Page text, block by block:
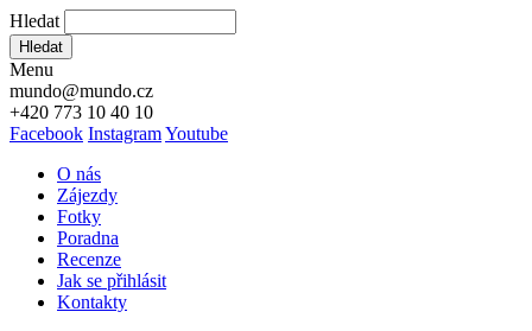
Hledat
Hledat
Menu
mundo@mundo.cz
+420 773 10 40 10
Facebook InstagramYoutube
O nás
Zájezdy
Fotky
Poradna
Recenze
Jak se přihlásit
Kontakty